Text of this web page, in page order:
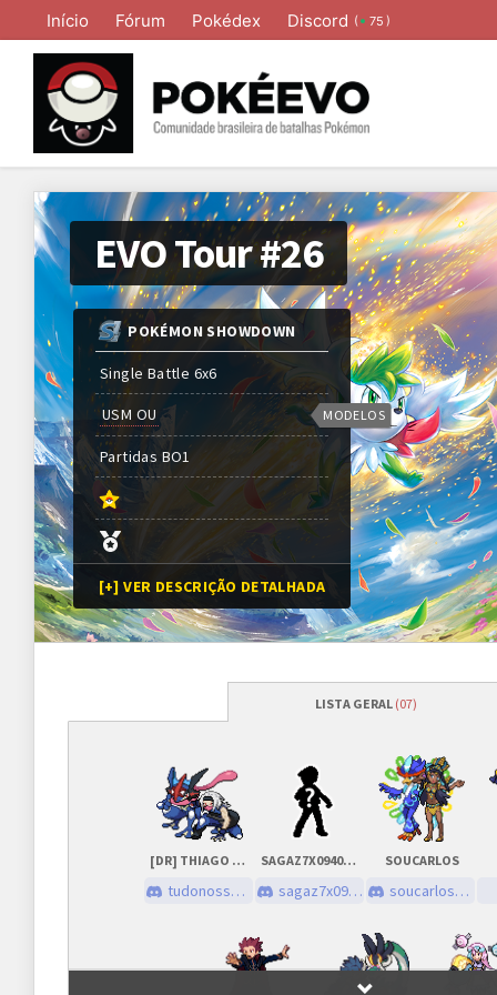
Início Fórum Pokédex Discord ( 75 )
EVO Tour #26
POKÉMON SHOWDOWN
Single Battle 6x6
USM OU
Partidas BO1
[+] VER DESCRIÇÃO DETALHADA
MODELOS
Programação
Abertura das inscrições 08/08/2026
Sorteio das chaves 08/08/2026
Inscrições
LISTA GERAL (07)
[DR] THIAGO NUNES
tudonossotop
SAGAZ7X0940_61586
sagaz7x0940_61586
SOUCARLOS
soucarlos_123